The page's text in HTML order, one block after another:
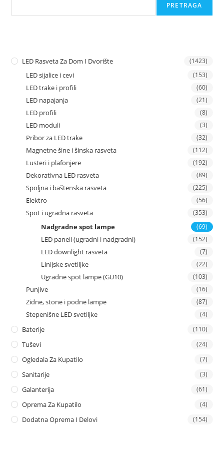
PRETRAGA
LED Rasveta Za Dom I Dvorište (1423)
LED sijalice i cevi (153)
LED trake i profili (60)
LED napajanja (21)
LED profili (8)
LED moduli (3)
Pribor za LED trake (32)
Magnetne šine i šinska rasveta (112)
Lusteri i plafonjere (192)
Dekorativna LED rasveta (89)
Spoljna i baštenska rasveta (225)
Elektro (56)
Spot i ugradna rasveta (353)
Nadgradne spot lampe (69)
LED paneli (ugradni i nadgradni) (152)
LED downlight rasveta (7)
Linijske svetiljke (22)
Ugradne spot lampe (GU10) (103)
Punjive (16)
Zidne, stone i podne lampe (87)
Stepenišne LED svetiljke (4)
Baterije (110)
Tuševi (24)
Ogledala Za Kupatilo (7)
Sanitarije (3)
Galanterija (61)
Oprema Za Kupatilo (4)
Dodatna Oprema I Delovi (154)